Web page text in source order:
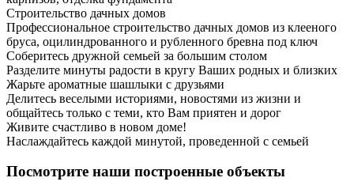
Строительство дачных домов
Профессиональное строительство дачных домов из клееного
бруса, оцилиндрованного и рубленного бревна под ключ
Соберитесь дружной семьей за большим столом
Разделите минуты радости в кругу Ваших родных и близких
Жарьте ароматные шашлыки с друзьями
Делитесь веселыми историями, новостями из жизни и
общайтесь только с теми, кто Вам приятен и дорог
Живите счастливо в новом доме!
Наслаждайтесь каждой минутой, проведенной с семьей
Посмотрите наши построенные объекты